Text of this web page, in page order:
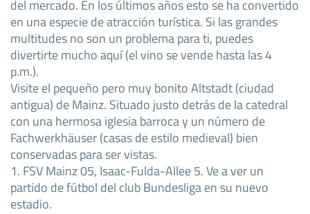
del mercado. En los últimos años esto se ha convertido
en una especie de atracción turística. Si las grandes
multitudes no son un problema para ti, puedes
divertirte mucho aquí (el vino se vende hasta las 4
p.m.).
Visite el pequeño pero muy bonito Altstadt (ciudad
antigua) de Mainz. Situado justo detrás de la catedral
con una hermosa iglesia barroca y un número de
Fachwerkhäuser (casas de estilo medieval) bien
conservadas para ser vistas.
1. FSV Mainz 05, Isaac-Fulda-Allee 5. Ve a ver un
partido de fútbol del club Bundesliga en su nuevo
estadio.